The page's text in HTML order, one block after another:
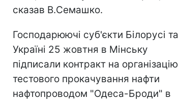
сказав В.Семашко.
Господарюючі суб'єкти Білорусі та
Україні 25 жовтня в Мінську
підписали контракт на організацію
тестового прокачування нафти
нафтопроводом "Одеса-Броди" в